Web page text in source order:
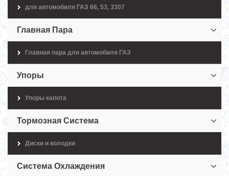
для автомобиля ГАЗ 66, 53, 3307
Главная Пара
Главная пара для автомобиля ГАЗ
Упоры
Упоры капота
Тормозная Система
Диски и колодки
Система Охлаждения